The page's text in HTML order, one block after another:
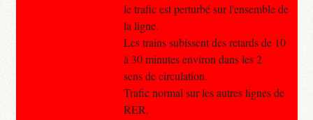
le trafic est perturbé sur l'ensemble de
la ligne.
Les trains subissent des retards de 10
à 30 minutes environ dans les 2
sens de circulation.
Trafic normal sur les autres lignes de
RER.